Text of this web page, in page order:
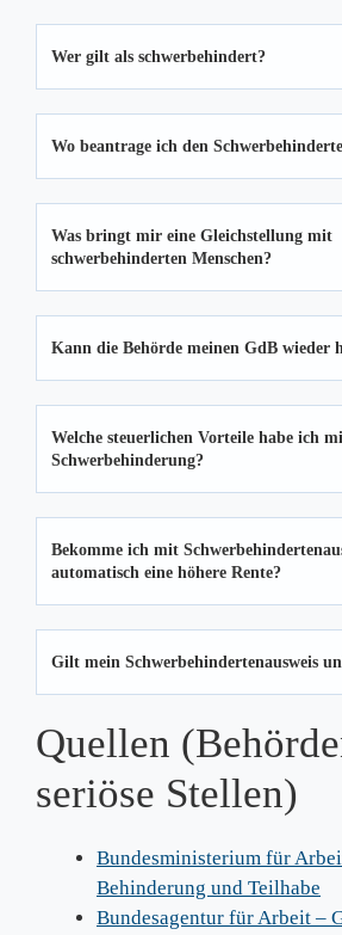
Wer gilt als schwerbehindert?
Wo beantrage ich den
Was bringt mir eine Gleichstellung mit
schwerbehinderten Menschen?
Kann die Behörde meinen GdB wieder
Welche steuerlichen Vorteile habe ich
Schwerbehinderung?
Bekomme ich mit
automatisch eine höhere Rente?
Gilt mein Schwerbehindertenausweis
Quellen
seriöse Stellen)
Bundesministerium für
Behinderung und Teilhabe
Bundesagentur für Arbeit –